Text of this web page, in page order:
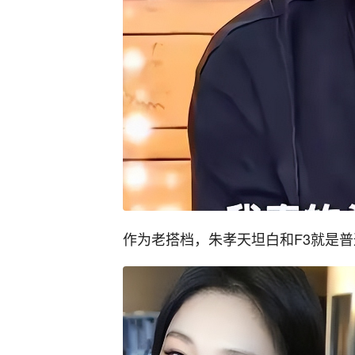
作为老搭档，朱孝天坦白和F3就是